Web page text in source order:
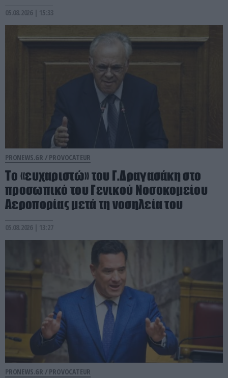
05.08.2026 | 15:33
PRONEWS.GR / PROVOCATEUR
Το «ευχαριστώ» του Γ.Δραγασάκη στο
προσωπικό του Γενικού Νοσοκομείου
Αεροπορίας μετά τη νοσηλεία του
05.08.2026 | 13:27
PRONEWS.GR / PROVOCATEUR